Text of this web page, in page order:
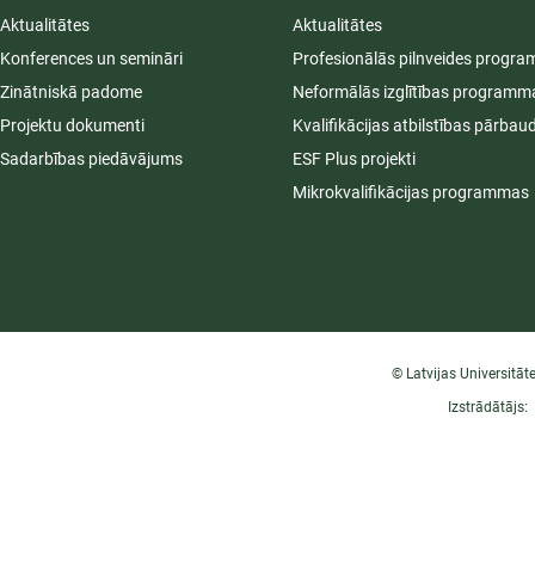
Aktualitātes
Konferences un semināri
Zinātniskā padome
Projektu dokumenti
Sadarbības piedāvājums
Aktualitātes
Profesionālās pilnveides
Neformālās izglītības
Kvalifikācijas atbilstības
ESF Plus projekti
Mikrokvalifikācijas programmas
© Latvijas
Izstrādātājs: